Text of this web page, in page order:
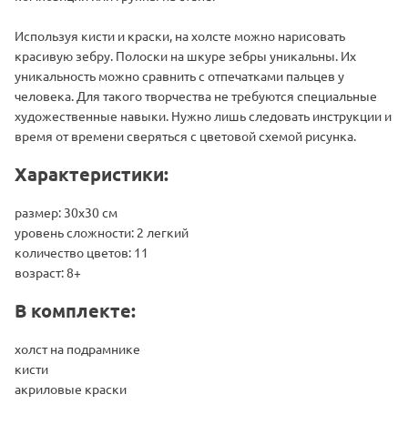
Используя кисти и краски, на холсте можно нарисовать
красивую зебру. Полоски на шкуре зебры уникальны. Их
уникальность можно сравнить с отпечатками пальцев у
человека. Для такого творчества не требуются специальные
художественные навыки. Нужно лишь следовать инструкции и
время от времени сверяться с цветовой схемой рисунка.
Характеристики:
размер: 30х30 см
уровень сложности: 2 легкий
количество цветов: 11
возраст: 8+
В комплекте:
холст на подрамнике
кисти
акриловые краски